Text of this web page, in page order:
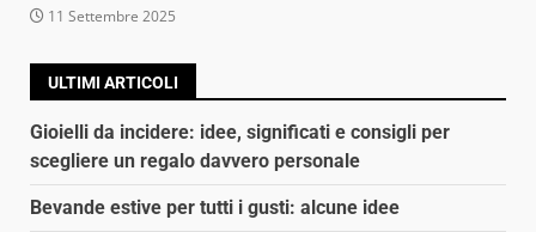
11 Settembre 2025
ULTIMI ARTICOLI
Gioielli da incidere: idee, significati e consigli per
scegliere un regalo davvero personale
Bevande estive per tutti i gusti: alcune idee